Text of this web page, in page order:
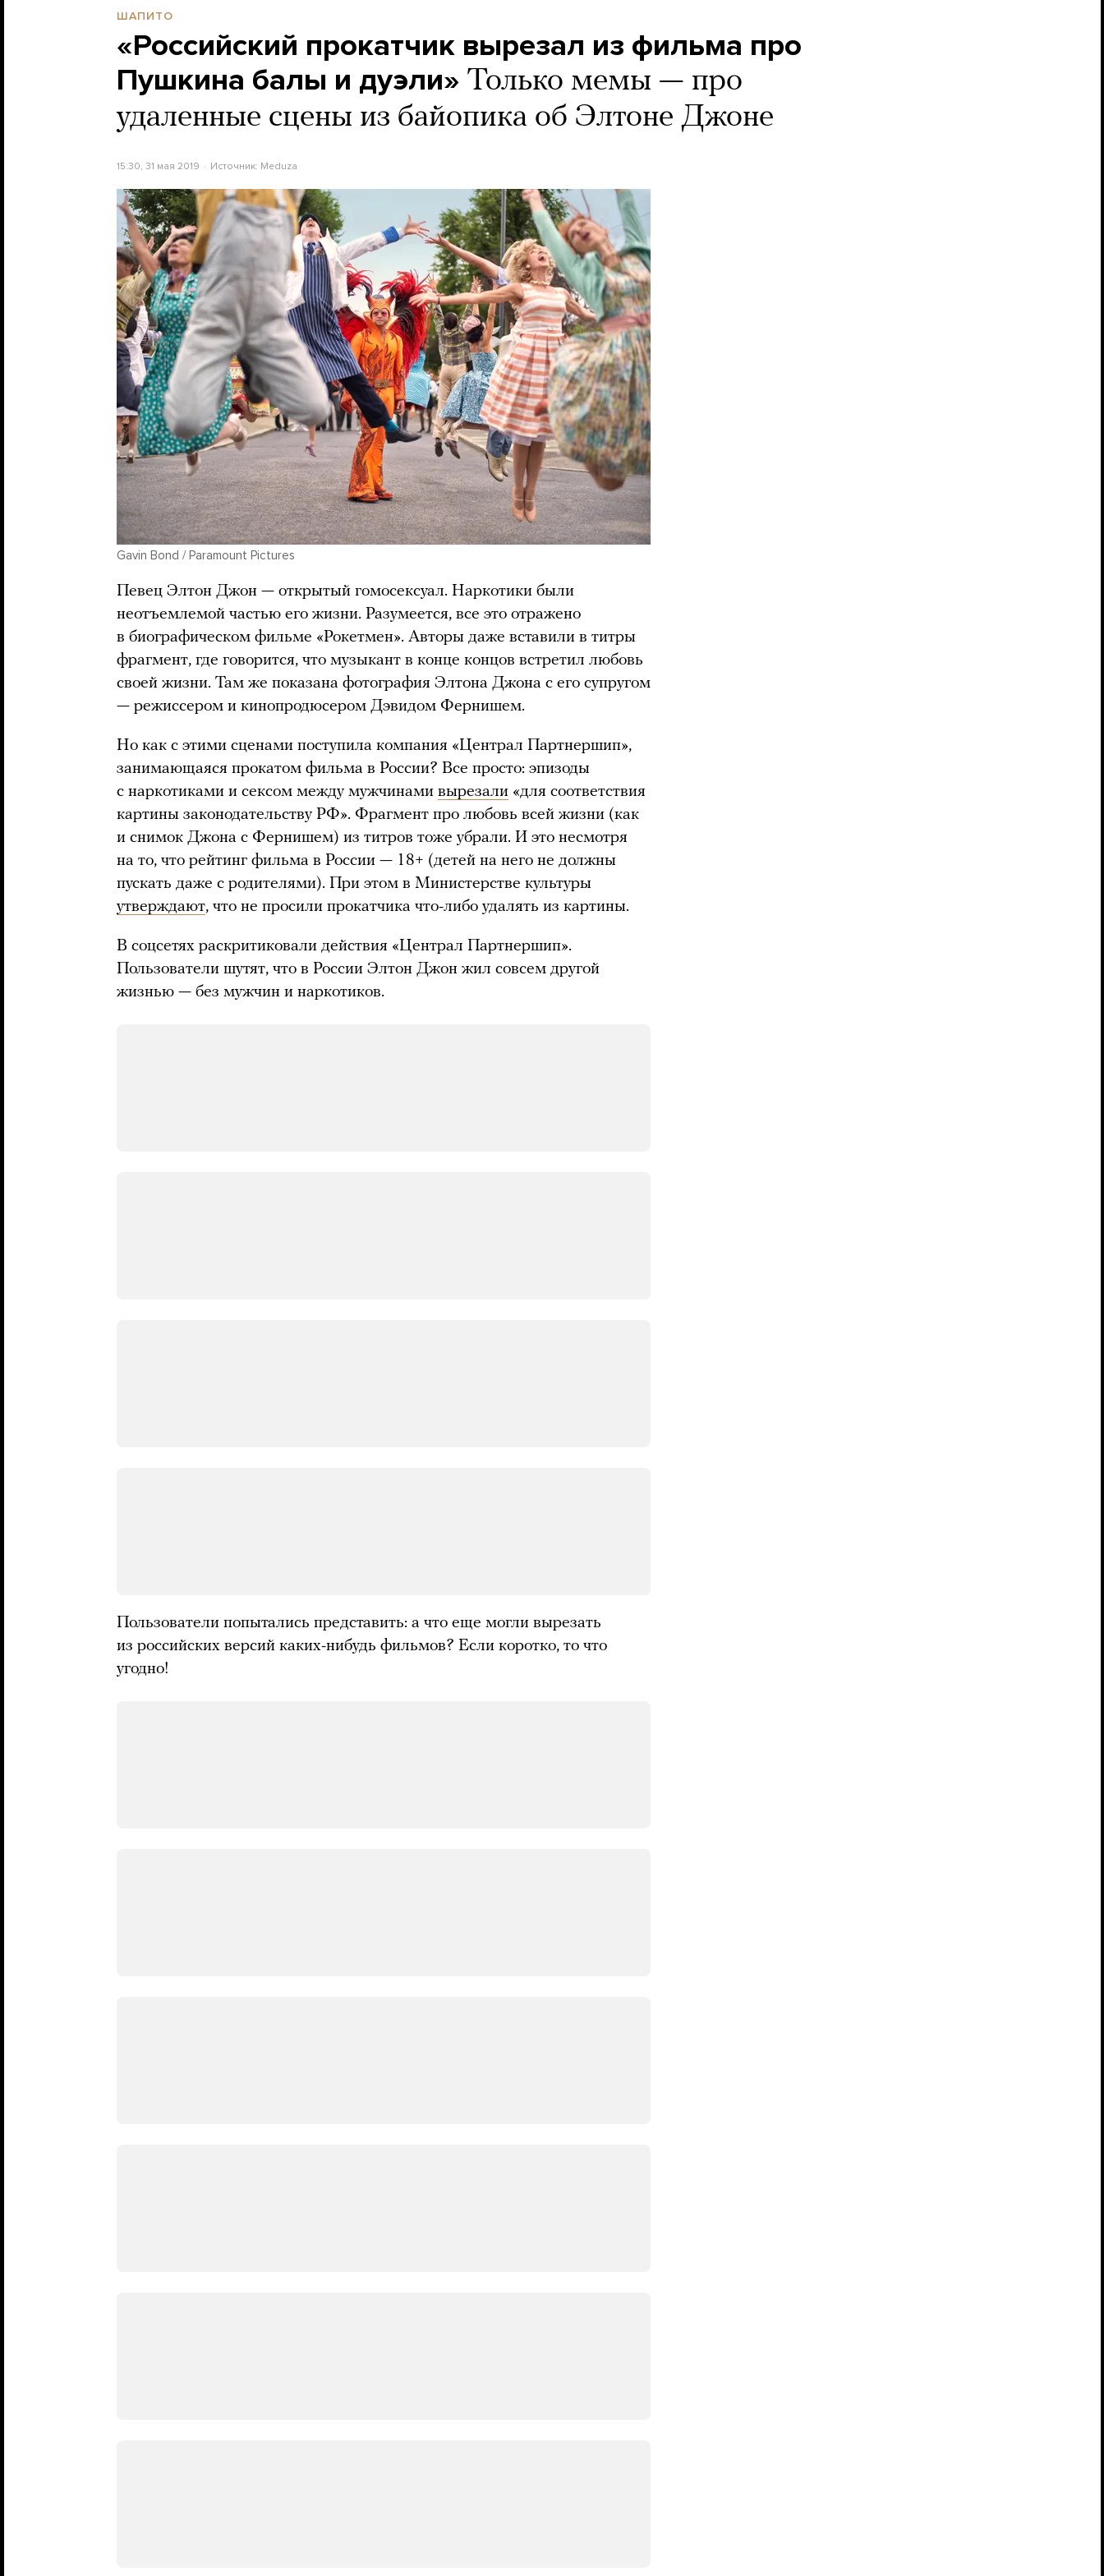
ШАПИТО
«Российский прокатчик вырезал из фильма про
Пушкина балы и дуэли» Только мемы — про
удаленные сцены из байопика об Элтоне Джоне
15:30, 31 мая 2019 Источник: Meduza
Gavin Bond / Paramount Pictures
Певец Элтон Джон — открытый гомосексуал. Наркотики были
неотъемлемой частью его жизни. Разумеется, все это отражено
в биографическом фильме «Рокетмен». Авторы даже вставили в титры
фрагмент, где говорится, что музыкант в конце концов встретил любовь
своей жизни. Там же показана фотография Элтона Джона с его супругом
— режиссером и кинопродюсером Дэвидом Фернишем.
Но как с этими сценами поступила компания «Централ Партнершип»,
занимающаяся прокатом фильма в России? Все просто: эпизоды
с наркотиками и сексом между мужчинами вырезали «для соответствия
картины законодательству РФ». Фрагмент про любовь всей жизни (как
и снимок Джона с Фернишем) из титров тоже убрали. И это несмотря
на то, что рейтинг фильма в России — 18+ (детей на него не должны
пускать даже с родителями). При этом в Министерстве культуры
утверждают, что не просили прокатчика что-либо удалять из картины.
В соцсетях раскритиковали действия «Централ Партнершип».
Пользователи шутят, что в России Элтон Джон жил совсем другой
жизнью — без мужчин и наркотиков.
Пользователи попытались представить: а что еще могли вырезать
из российских версий каких-нибудь фильмов? Если коротко, то что
угодно!